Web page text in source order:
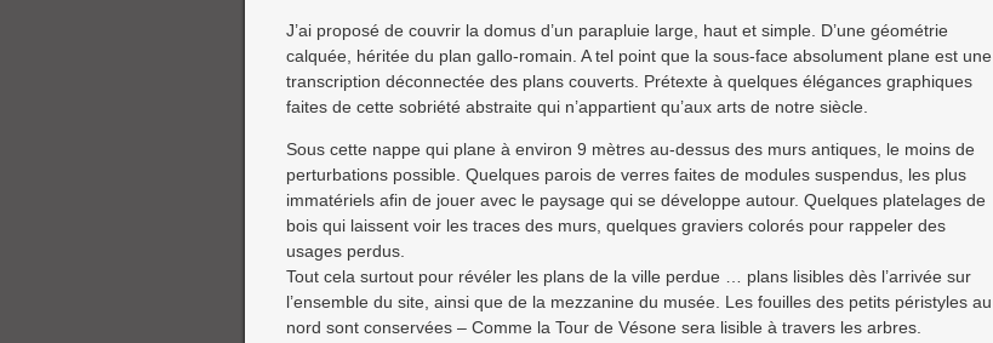
J’ai proposé de couvrir la domus d’un parapluie large, haut et simple. D’une géométrie
calquée, héritée du plan gallo-romain. A tel point que la sous-face absolument plane est une
transcription déconnectée des plans couverts. Prétexte à quelques élégances graphiques
faites de cette sobriété abstraite qui n’appartient qu’aux arts de notre siècle.
Sous cette nappe qui plane à environ 9 mètres au-dessus des murs antiques, le moins de
perturbations possible. Quelques parois de verres faites de modules suspendus, les plus
immatériels afin de jouer avec le paysage qui se développe autour. Quelques platelages de
bois qui laissent voir les traces des murs, quelques graviers colorés pour rappeler des
usages perdus.
Tout cela surtout pour révéler les plans de la ville perdue … plans lisibles dès l’arrivée sur
l’ensemble du site, ainsi que de la mezzanine du musée. Les fouilles des petits péristyles au
nord sont conservées – Comme la Tour de Vésone sera lisible à travers les arbres.